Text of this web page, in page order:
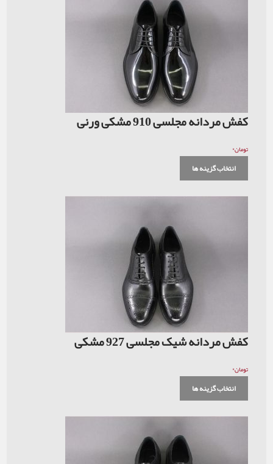
کفش مردانه مجلسی 910 مشکی ورنی
تومان۰
انتخاب گزینه ها
کفش مردانه شیک مجلسی 927 مشکی
تومان۰
انتخاب گزینه ها